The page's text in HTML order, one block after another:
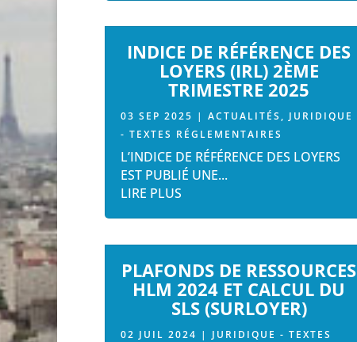
INDICE DE RÉFÉRENCE DES
LOYERS (IRL) 2ÈME
TRIMESTRE 2025
03 SEP 2025 | ACTUALITÉS , JURIDIQUE
- TEXTES RÉGLEMENTAIRES
L’INDICE DE RÉFÉRENCE DES LOYERS
EST PUBLIÉ UNE...
LIRE PLUS
PLAFONDS DE RESSOURCES
HLM 2024 ET CALCUL DU
SLS (SURLOYER)
02 JUIL 2024 | JURIDIQUE - TEXTES